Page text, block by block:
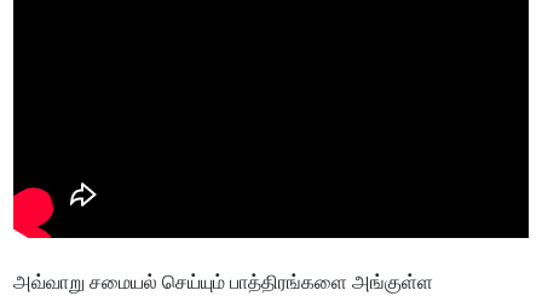
அவ்வாறு சமையல் செய்யும் பாத்திரங்களை அங்குள்ள